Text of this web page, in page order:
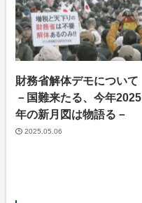
財務省解体デモについ
－国難来たる、今年2025
年の新月図は物語る－
2025.05.06